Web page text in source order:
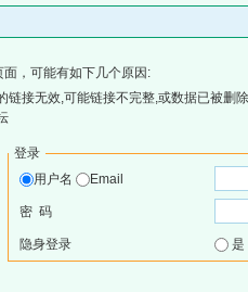
，可能有如下几个原因:
链接无效,可能链接不完整,或数据已被删
登录
用户名
Email
密 码
隐身登录